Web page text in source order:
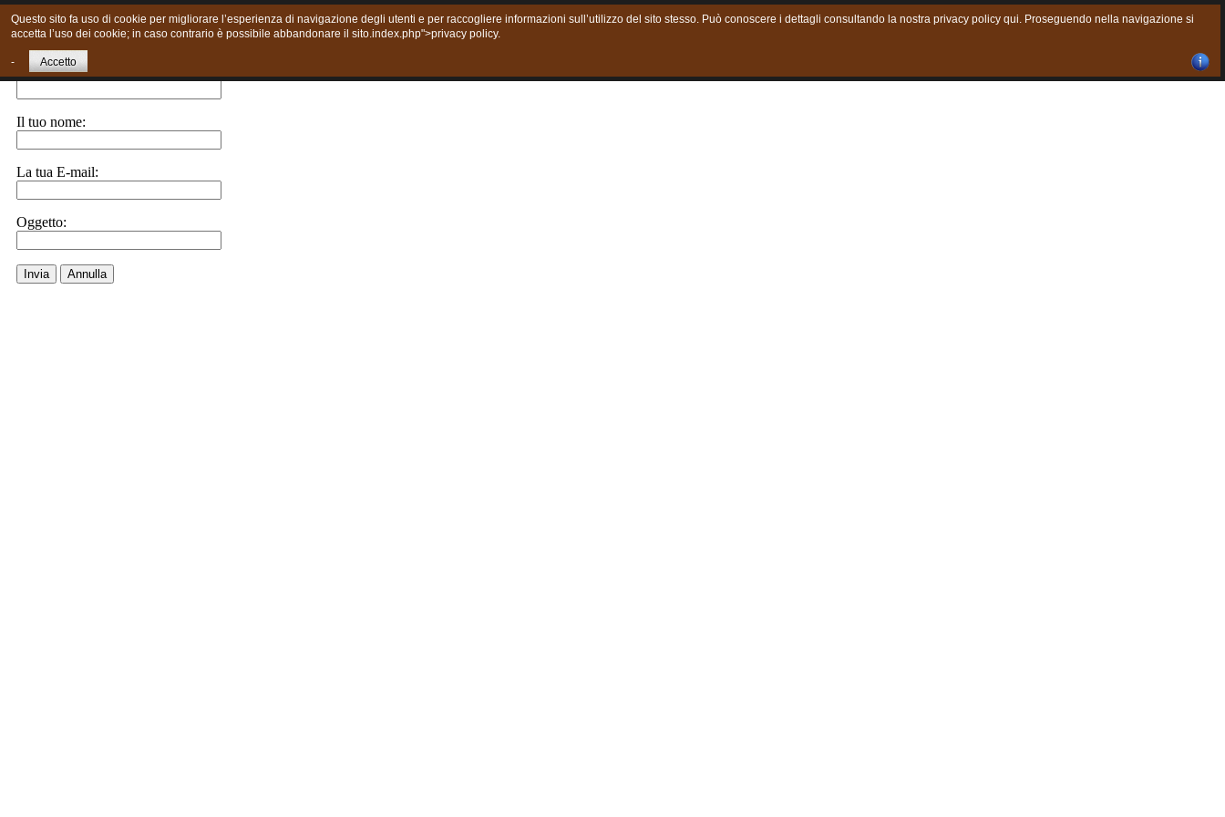
Chiudi finestra
Invia ad un amico.
E-Mail a:
Il tuo nome:
La tua E-mail:
Oggetto:
Invia Annulla
Questo sito fa uso di cookie per migliorare l’esperienza di navigazione degli utenti e per raccogliere informazioni sull’utilizzo del sito stesso. Può conoscere i dettagli consultando la nostra privacy policy qui. Proseguendo nella navigazione si
accetta l’uso dei cookie; in caso contrario è possibile abbandonare il sito.index.php">privacy policy.
- Accetto